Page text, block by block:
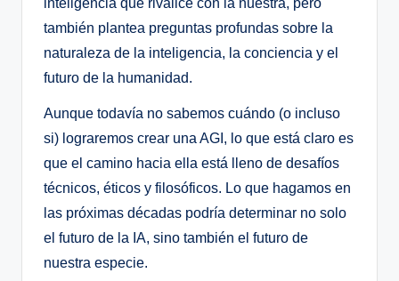
también plantea preguntas profundas sobre la
naturaleza de la inteligencia, la conciencia y el
futuro de la humanidad.
Aunque todavía no sabemos cuándo (o incluso
si) lograremos crear una AGI, lo que está claro es
que el camino hacia ella está lleno de desafíos
técnicos, éticos y filosóficos. Lo que hagamos en
las próximas décadas podría determinar no solo
el futuro de la IA, sino también el futuro de
nuestra especie.